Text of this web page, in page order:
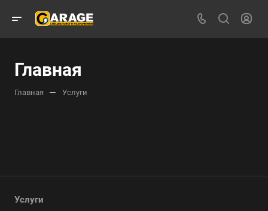
Главная
Главная — Услуги
Услуги